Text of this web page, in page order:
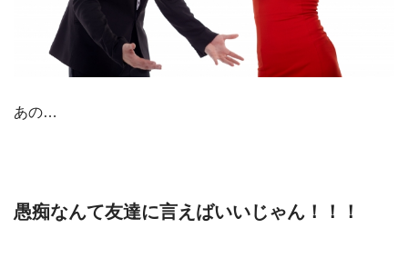
あの…
愚痴なんて友達に言えばいいじゃん！！！